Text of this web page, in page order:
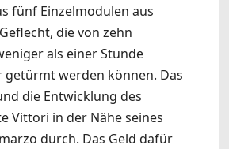
fünf Einzelmodulen aus
die von zehn
als einer Stunde
getürmt werden können. Das
die Entwicklung des
Vittori in der Nähe seines
durch. Das Geld dafür